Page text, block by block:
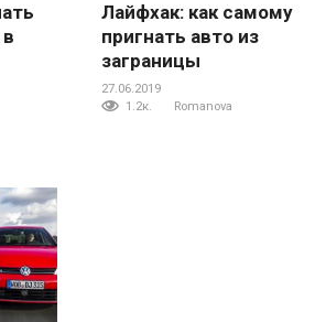
Лайфхак: как самому
пригнать авто из
заграницы
27.06.2019
1.2к.
Romanova